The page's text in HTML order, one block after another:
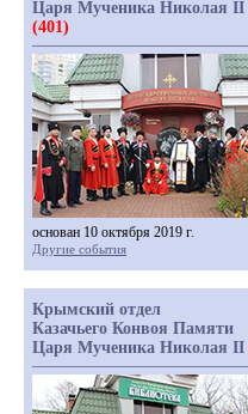
Царя Мученика Николая II
(401)
основан 10 октября 2019 г.
Другие события
Крымский отдел
Казачьего Конвоя Памяти
Царя Мученика Николая II